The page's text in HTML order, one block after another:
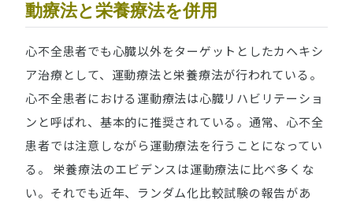
動療法と栄養療法を併用
心不全患者でも心臓以外をターゲットとしたカヘキシ
ア治療として、運動療法と栄養療法が行われている。
心不全患者における運動療法は心臓リハビリテーショ
ンと呼ばれ、基本的に推奨されている。通常、心不全
患者では注意しながら運動療法を行うことになってい
る。 栄養療法のエビデンスは運動療法に比べ多くな
い。それでも近年、ランダム化比較試験の報告があ